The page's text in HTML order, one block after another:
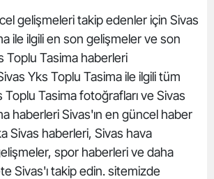
gelişmeleri takip edenler için Sivas
ile ilgili en son gelişmeler ve son
Toplu Tasima haberleri
Yks Toplu Tasima ile ilgili tüm
Toplu Tasima fotoğrafları ve Sivas
haberleri Sivas'ın en güncel haber
Sivas haberleri, Sivas hava
spor haberleri ve daha
Sivas'ı takip edin. sitemizde